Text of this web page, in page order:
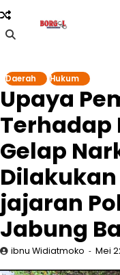
Skip
to
content
Daerah Hukum
Upaya
Terhadap
Gelap
jajaran
Jabung
ibnu Widiatmoko Mei